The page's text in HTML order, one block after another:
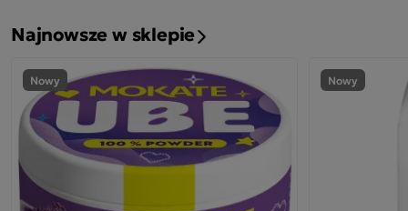
Najnowsze w sklepie
Nowy Nowy